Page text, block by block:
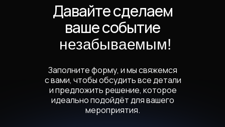
Давайте сделаем
ваше событие
незабываемым!
Заполните форму, и мы свяжемся
с вами, чтобы обсудить все детали
и предложить решение, которое
идеально подойдёт для вашего
мероприятия.